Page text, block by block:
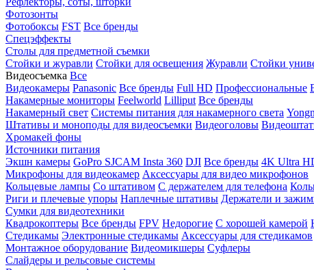
Фотозонты
Фотобоксы FST Все бренды
Спецэффекты
Столы для предметной съемки
Стойки и журавли Стойки для освещения Журавли Стойки
Видеосъемка Все
Видеокамеры Panasonic Все бренды Full HD Профессиональные
Накамерные мониторы Feelworld Lilliput Все бренды
Накамерный свет Системы питания для накамерного света
Штативы и моноподы для видеосъемки Видеоголовы
Хромакей фоны
Источники питания
Экшн камеры GoPro SJCAM Insta 360 DJI Все бренды 4K Ultra
Микрофоны для видеокамер Аксессуары для видео микрофонов
Кольцевые лампы Со штативом C держателем для телефона
Риги и плечевые упоры Наплечные штативы Держатели и
Сумки для видеотехники
Квадрокоптеры Все бренды FPV Недорогие С хорошей камерой
Стедикамы Электронные стедикамы Аксессуары для стедикамов
Монтажное оборудование Видеомикшеры Суфлеры
Слайдеры и рельсовые системы